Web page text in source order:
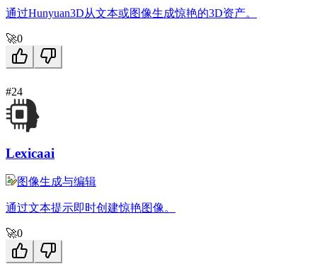
通过Hunyuan3D从文本或图像生成惊艳的3D资产。
🚀0
#24
Lexicaai
图像生成与编辑
通过文本提示即时创建惊艳图像。
🚀0